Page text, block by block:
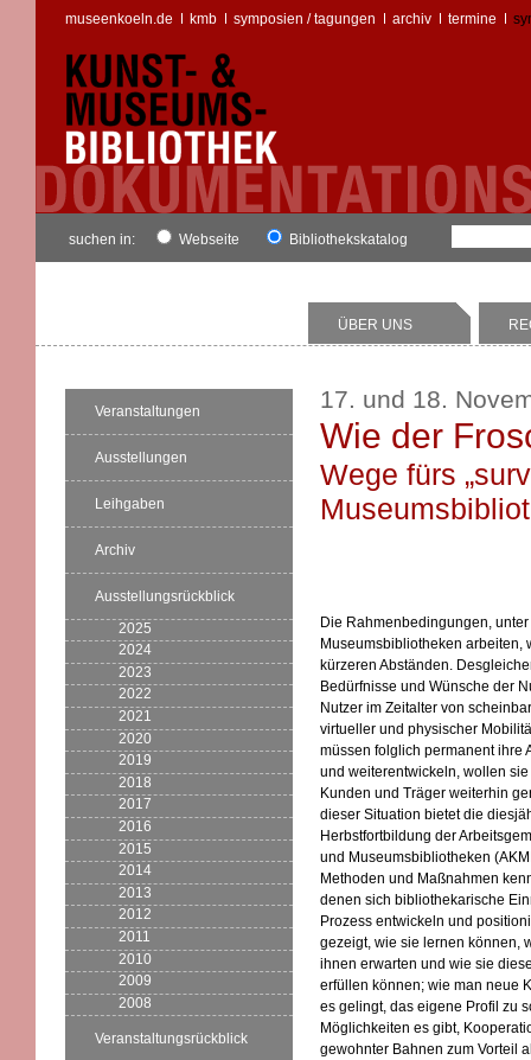
museenkoeln.de kmb symposien / tagungen archiv termine
suchen in: Webseite Bibliothekskatalog
ÜBER UNS
Veranstaltungen
Ausstellungen
Leihgaben
Archiv
Ausstellungsrückblick
2025
2024
2023
2022
2021
2020
2019
2018
2017
2016
2015
2014
2013
2012
2011
2010
2009
2008
Veranstaltungsrückblick
17. und 18.
Wie der
Wege fürs
Die Rahmenbedingungen,
Museumsbibliotheken arbeiten,
kürzeren Abständen.
Bedürfnisse und Wünsche der
Nutzer im Zeitalter von
virtueller und physischer
müssen folglich permanent ihre
und weiterentwickeln, wollen
Kunden und Träger weiterhin
dieser Situation bietet die
Herbstfortbildung der
und Museumsbibliotheken
Methoden und Maßnahmen
denen sich bibliothekarische
Prozess entwickeln und
gezeigt, wie sie lernen können,
ihnen erwarten und wie sie
erfüllen können; wie man neue
es gelingt, das eigene Profil zu
Möglichkeiten es gibt,
gewohnter Bahnen zum Vorteil